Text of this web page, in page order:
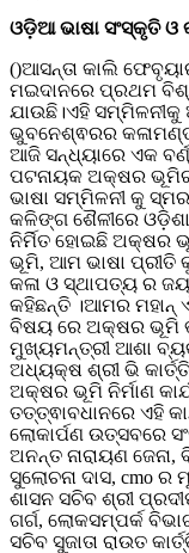
ଓଡ଼ିଆ ଭାଷା ସଂସ୍କୃତି ଓ
()ଆସନ୍ତା କାଲି
ମଇଦାନରେ ପ୍ରଥମ
ଯାଉଛି।ଏହି
ଭୁବନେଶ୍ଵରର
ଆଜି ସନ୍ଧ୍ୟାରେ ଏକ
ପଟନାୟକ ଅକ୍ଷର
ଭାଷା ସମ୍ମିଳନୀ କୁ
କଳିଙ୍ଗ ଶୈଳୀରେ
ନିର୍ମିତ ହୋଇଛି ଅକ୍ଷର
ଭୂମି, ଆମ ଭାଷା ପ୍ରୀତି
କଳା ଓ ସ୍ଥାପତ୍ୟ ର
କହିଛନ୍ତି ।ଆମର ମହାନ୍
ବିଷୟ ରେ ଅକ୍ଷର ଭୂମି
ମୁଖ୍ୟମନ୍ତ୍ରୀ ଆଶା
ଅଧ୍ୟକ୍ଷ ଶ୍ରୀ ଭି
ଅକ୍ଷର ଭୂମି ନିର୍ମାଣ
ତତ୍ତ୍ଵାବଧାନରେ ଏହି
ଲୋକାର୍ପଣ ଉତ୍ସବରେ
ଅନନ୍ତ ନାରାୟଣ ଜେନା,
ସୁଲୋଚନା ଦାସ, cmo
ଶାସନ ସଚିବ ଶ୍ରୀ
ଗର୍ଗ, ଲୋକସମ୍ପର୍କ
ସଚିବ ସୁଜାତା ରାଉତ